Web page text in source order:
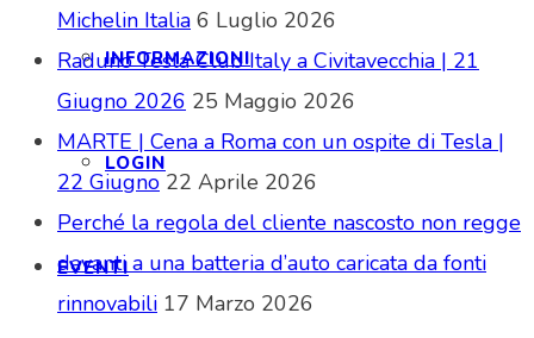
INFORMAZIONI
LOGIN
EVENTI
Michelin Italia 6 Luglio 2026
Raduno Tesla Club Italy a Civitavecchia | 21
Giugno 2026 25 Maggio 2026
MARTE | Cena a Roma con un ospite di Tesla |
22 Giugno 22 Aprile 2026
Perché la regola del cliente nascosto non regge
davanti a una batteria d’auto caricata da fonti
rinnovabili 17 Marzo 2026